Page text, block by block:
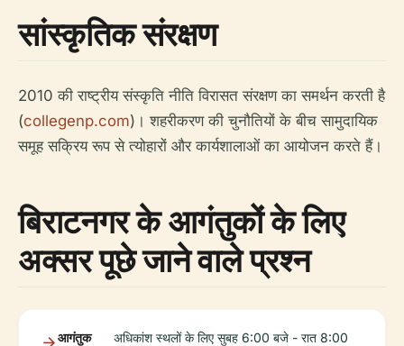
सांस्कृतिक संरक्षण
2010 की राष्ट्रीय संस्कृति नीति विरासत संरक्षण का समर्थन करती है
(collegenp.com)। शहरीकरण की चुनौतियों के बीच सामुदायिक
समूह सक्रिय रूप से त्योहारों और कार्यशालाओं का आयोजन करते हैं।
बिराटनगर के आगंतुकों के लिए
अक्सर पूछे जाने वाले प्रश्न
आगंतुक
अधिकांश स्थलों के लिए सुबह 6:00 बजे - रात 8:00